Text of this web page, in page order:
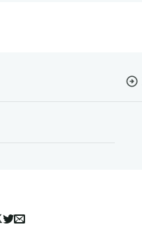
arrow_circle_right